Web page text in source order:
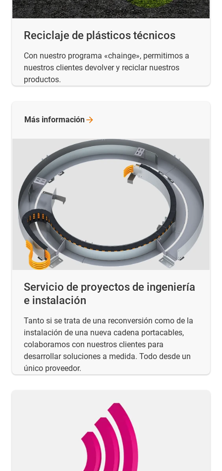
Reciclaje de plásticos técnicos
Con nuestro programa «chainge», permitimos a
nuestros clientes devolver y reciclar nuestros
productos.
Servicio de proyectos de ingeniería
e instalación
Tanto si se trata de una reconversión como de la
instalación de una nueva cadena portacables,
colaboramos con nuestros clientes para
desarrollar soluciones a medida. Todo desde un
único proveedor.
Más información